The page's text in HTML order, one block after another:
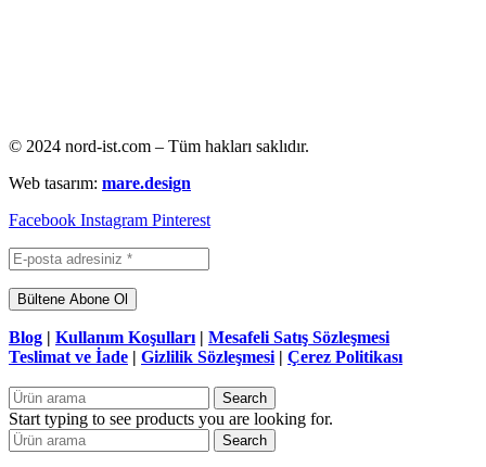
© 2024 nord-ist.com – Tüm hakları saklıdır.
Web tasarım: mare.design
Facebook Instagram Pinterest
Blog | Kullanım Koşulları | Mesafeli Satış Sözleşmesi
Teslimat ve İade | Gizlilik Sözleşmesi | Çerez Politikası
Search
Start typing to see products you are looking for.
Search